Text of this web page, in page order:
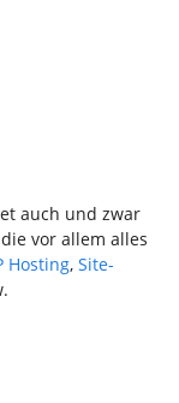
auch und zwar
vor allem alles
Hosting, Site-